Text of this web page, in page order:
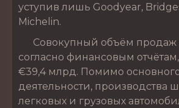
уступив лишь Goodyear,
Michelin.
Совокупный объём продаж
согласно финансовым
€39,4 млрд. Помимо
деятельности, производства
легковых и грузовых